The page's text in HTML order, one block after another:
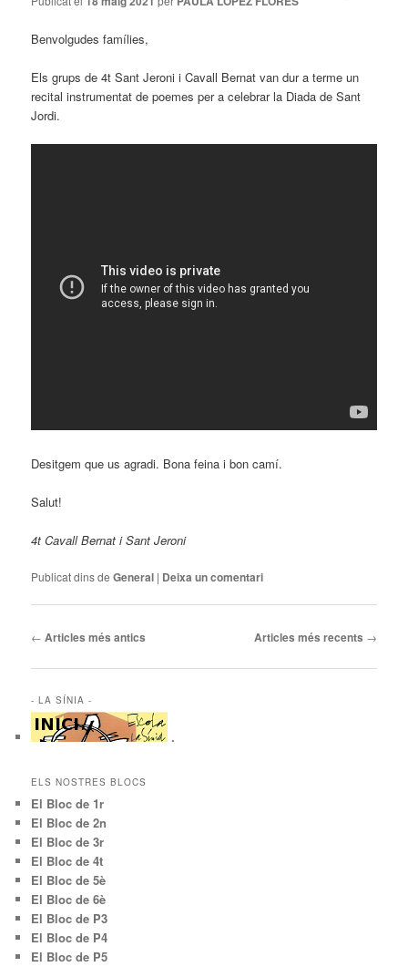
Benvolgudes famílies,
Els grups de 4t Sant Jeroni i Cavall Bernat van dur a terme un
recital instrumentat de poemes per a celebrar la Diada de Sant
Jordi.
Desitgem que us agradi. Bona feina i bon camí.
Salut!
4t Cavall Bernat i Sant Jeroni
Publicat dins de General | Deixa un comentari
Navegació
articles
← Articles més antics Articles més recents →
- LA SÍNIA -
.
ELS NOSTRES BLOCS
El Bloc de 1r
El Bloc de 2n
El Bloc de 3r
El Bloc de 4t
El Bloc de 5è
El Bloc de 6è
El Bloc de P3
El Bloc de P4
El Bloc de P5